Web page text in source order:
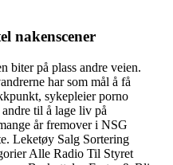
nakenscener
biter på plass andre veien.
har som mål å få
sykepleier porno
til å lage liv på
år fremover i NSG
Leketøy Salg Sortering
Alle Radio Til Styret